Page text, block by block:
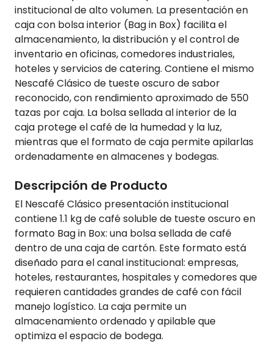
institucional de alto volumen. La presentación en
caja con bolsa interior (Bag in Box) facilita el
almacenamiento, la distribución y el control de
inventario en oficinas, comedores industriales,
hoteles y servicios de catering. Contiene el mismo
Nescafé Clásico de tueste oscuro de sabor
reconocido, con rendimiento aproximado de 550
tazas por caja. La bolsa sellada al interior de la
caja protege el café de la humedad y la luz,
mientras que el formato de caja permite apilarlas
ordenadamente en almacenes y bodegas.
Descripción de Producto
El Nescafé Clásico presentación institucional
contiene 1.1 kg de café soluble de tueste oscuro en
formato Bag in Box: una bolsa sellada de café
dentro de una caja de cartón. Este formato está
diseñado para el canal institucional: empresas,
hoteles, restaurantes, hospitales y comedores que
requieren cantidades grandes de café con fácil
manejo logístico. La caja permite un
almacenamiento ordenado y apilable que
optimiza el espacio de bodega.